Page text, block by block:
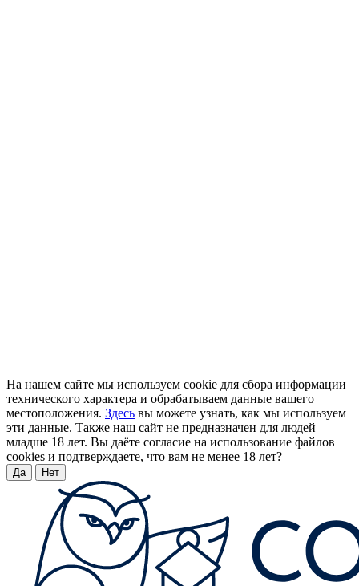
На нашем сайте мы используем cookie для сбора информации
технического характера и обрабатываем данные вашего
местоположения. Здесь вы можете узнать, как мы используем
эти данные. Также наш сайт не предназначен для людей
младше 18 лет. Вы даёте согласие на использование файлов
cookies и подтверждаете, что вам не менее 18 лет?
Да Нет